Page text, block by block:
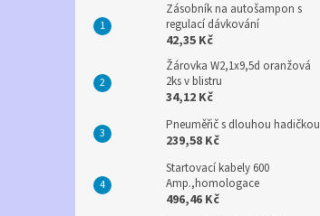
Zásobník na autošampon s
regulací dávkování
42,35 Kč
Žárovka W2,1x9,5d oranžová
2ks v blistru
34,12 Kč
Pneuměřič s dlouhou hadičkou
239,58 Kč
Startovací kabely 600
Amp.,homologace
496,46 Kč